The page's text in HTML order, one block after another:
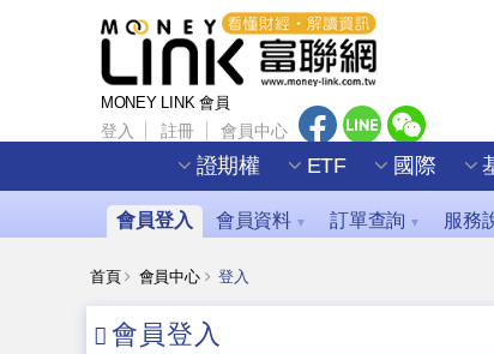
MONEY LINK 會員
登入 註冊 會員中心
證期權 ETF 國際
會員登入 會員資料 ▼ 訂單查詢 ▼ 服務
首頁 會員中心 登入
會員登入